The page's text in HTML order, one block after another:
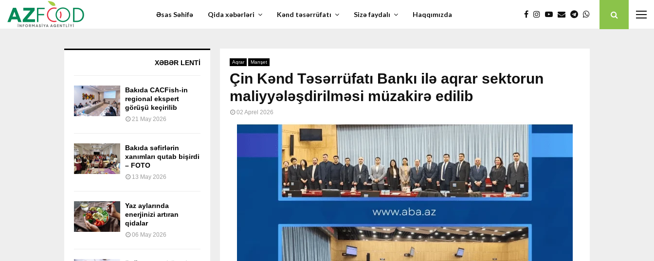
Əsas Səhifə Qida xəbərləri Kənd təsərrüfatı Sizə faydalı Haqqımızda
Aqrar Manşet
Çin Kənd Təsərrüfatı Bankı ilə aqrar sektorun
maliyyələşdirilməsi müzakirə edilib
02 Aprel 2026
XƏBƏR LENTİ
Bakıda CACFish-in
regional ekspert
görüşü keçirilib
21 May 2026
Bakıda səfirlərin
xanımları qutab bişirdi
– FOTO
13 May 2026
Yaz aylarında
enerjinizi artıran
qidalar
06 May 2026